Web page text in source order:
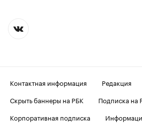
Контактная информация
Редакция
Скрыть баннеры на РБК
Подписка на
Корпоративная подписка